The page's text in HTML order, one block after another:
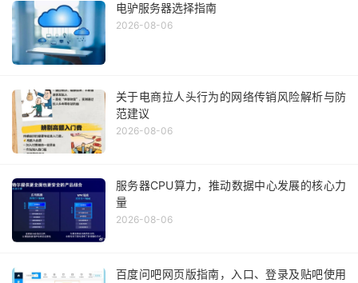
电驴服务器选择指南
2026-08-06
关于电商拉人头行为的网络传销风险解析与防
范建议
2026-08-06
服务器CPU算力，推动数据中心发展的核心力
量
2026-08-06
百度问吧网页版指南，入口、登录及贴吧使用